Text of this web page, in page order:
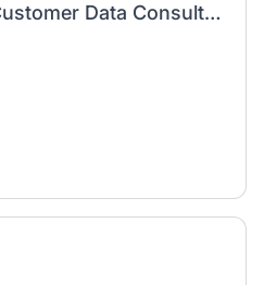
Adobe Analytics & Customer Data Consultant